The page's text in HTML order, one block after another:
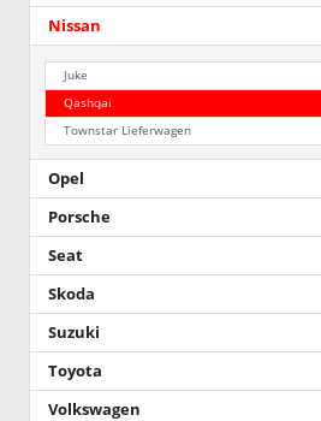
Nissan
Juke
Qashqai
Townstar Lieferwagen
Opel
Porsche
Seat
Skoda
Suzuki
Toyota
Volkswagen